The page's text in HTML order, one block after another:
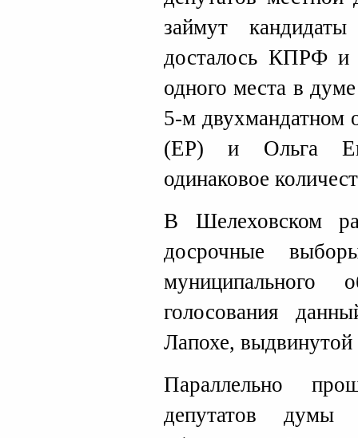
займут
досталось КПРФ и
одного места в
5-м двухмандатном
(ЕР) и Ольга
одинаковое
В Шелеховском
досрочные
муниципального
голосования
Лапохе,
Параллельно
депутатов думы